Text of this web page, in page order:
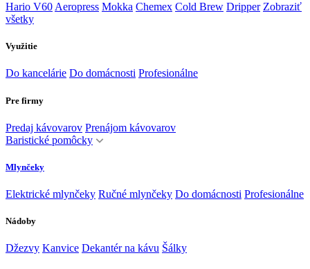
Hario V60 Aeropress Mokka Chemex Cold Brew Dripper Zobraziť
všetky
Využitie
Do kancelárie Do domácnosti Profesionálne
Pre firmy
Predaj kávovarov Prenájom kávovarov
Baristické pomôcky
Mlynčeky
Elektrické mlynčeky Ručné mlynčeky Do domácnosti Profesionálne
Nádoby
Džezvy Kanvice Dekantér na kávu Šálky